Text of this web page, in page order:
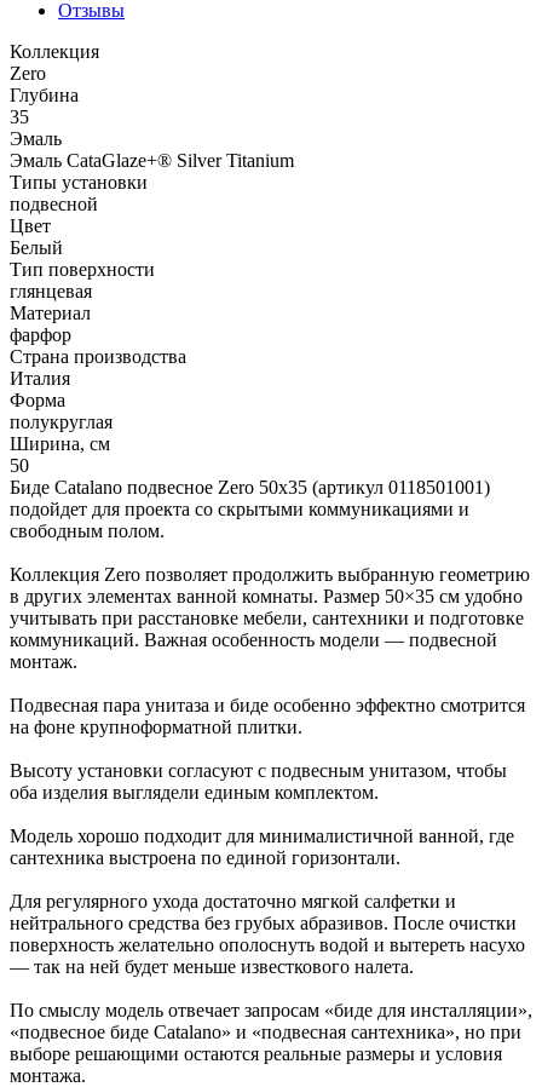
Отзывы
Коллекция
Zero
Глубина
35
Эмаль
Эмаль CataGlaze+® Silver Titanium
Типы установки
подвесной
Цвет
Белый
Тип поверхности
глянцевая
Материал
фарфор
Страна производства
Италия
Форма
полукруглая
Ширина, см
50
Биде Catalano подвесное Zero 50x35 (артикул 0118501001)
подойдет для проекта со скрытыми коммуникациями и
свободным полом.
Коллекция Zero позволяет продолжить выбранную геометрию
в других элементах ванной комнаты. Размер 50×35 см удобно
учитывать при расстановке мебели, сантехники и подготовке
коммуникаций. Важная особенность модели — подвесной
монтаж.
Подвесная пара унитаза и биде особенно эффектно смотрится
на фоне крупноформатной плитки.
Высоту установки согласуют с подвесным унитазом, чтобы
оба изделия выглядели единым комплектом.
Модель хорошо подходит для минималистичной ванной, где
сантехника выстроена по единой горизонтали.
Для регулярного ухода достаточно мягкой салфетки и
нейтрального средства без грубых абразивов. После очистки
поверхность желательно ополоснуть водой и вытереть насухо
— так на ней будет меньше известкового налета.
По смыслу модель отвечает запросам «биде для инсталляции»,
«подвесное биде Catalano» и «подвесная сантехника», но при
выборе решающими остаются реальные размеры и условия
монтажа.